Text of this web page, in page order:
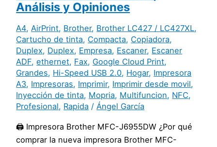
Análisis y Opiniones
A4,AirPrint, Brother, Brother LC427 / LC427XL,
Cartucho de tinta, Compacta, Copiadora,
Duplex, Duplex, Empresa, Escaner, Escaner
ADF,ethernet, Fax, Google Cloud Print,
Grandes, Hi-Speed USB 2.0, Hogar, Impresora
A3, Impresoras, Imprimir, Imprimir desde movil,
Inyección de tinta, Mopria, Multifuncion, NFC,
Profesional, Rapida /Ángel García
🖨️ Impresora Brother MFC-J6955DW ¿Por qué
comprar la nueva impresora Brother MFC-